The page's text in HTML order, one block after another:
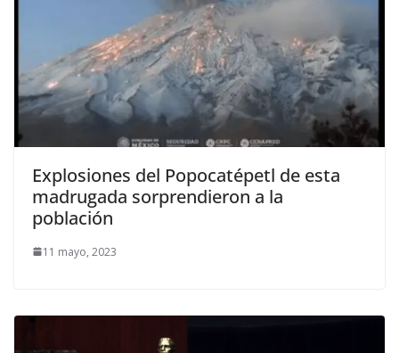
Explosiones del Popocatépetl de esta
madrugada sorprendieron a la
población
11 mayo, 2023